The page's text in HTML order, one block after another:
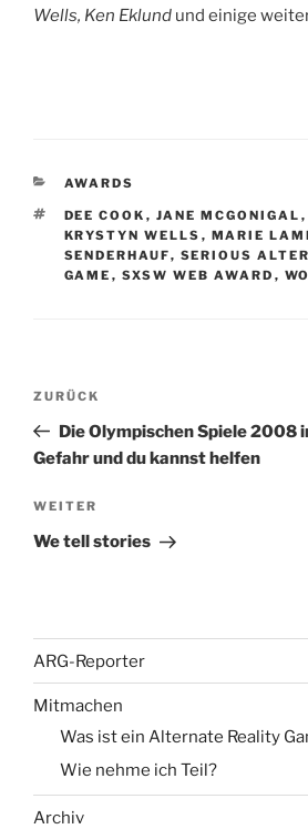
Wells, Ken Eklund und einige
KATEGORIEN
AWARDS
SCHLAGWÖRTER
DEE COOK , JANE MCGONIGAL ,
KRYSTYN WELLS , MARIE
SENDERHAUF, SERIOUS
GAME , SXSW WEB AWARD ,
Beitragsnavigation
Vorheriger
Beitrag
ZURÜCK
Die Olympischen Spiele 2008
Gefahr und du kannst helfen
Nächster
Beitrag
WEITER
We tell stories
ARG-Reporter
Mitmachen
Was ist ein Alternate Reality
Wie nehme ich Teil?
Archiv